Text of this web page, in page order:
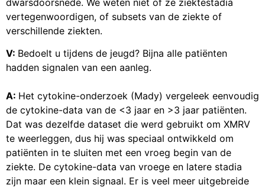
vertegenwoordigen, of subsets van de ziekte of
verschillende ziekten.
V: Bedoelt u tijdens de jeugd? Bijna alle patiënten
hadden signalen van een aanleg.
A: Het cytokine-onderzoek (Mady) vergeleek eenvoudig
de cytokine-data van de <3 jaar en >3 jaar patiënten.
Dat was dezelfde dataset die werd gebruikt om XMRV
te weerleggen, dus hij was speciaal ontwikkeld om
patiënten in te sluiten met een vroeg begin van de
ziekte. De cytokine-data van vroege en latere stadia
zijn maar een klein signaal. Er is veel meer uitgebreide